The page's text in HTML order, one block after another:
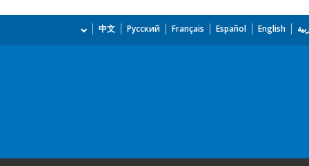
English
Español
Français
Русский
中文